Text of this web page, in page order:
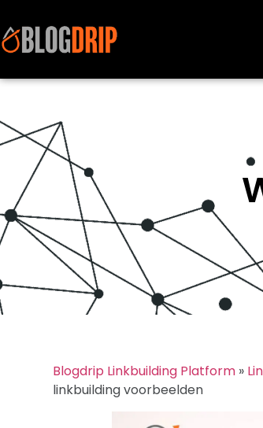
Blogdrip Linkbuilding Platform »
linkbuilding voorbeelden